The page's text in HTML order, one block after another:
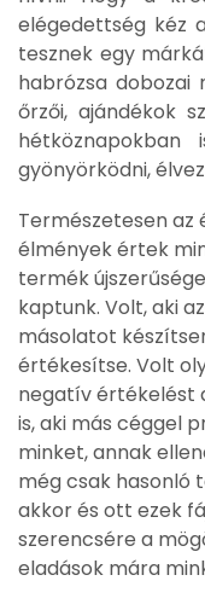
elégedettség kéz
tesznek egy
habrózsa dobozai
őrzői, ajándékok
gyönyörködni,
Természetesen
élmények értek
termék
kaptunk. Volt, aki
másolatot
értékesítse. Volt
negatív értékelést
is, aki más céggel
minket, annak
még csak hasonló
akkor és ott ezek
szerencsére a
eladások mára